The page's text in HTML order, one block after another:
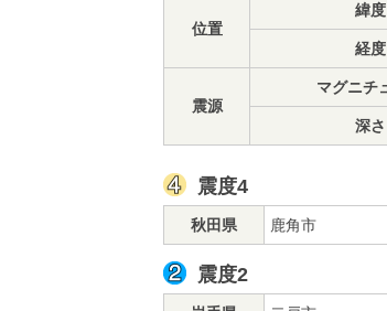
位置
緯度
経度
震源
マグニチ
深さ
震度4
秋田県 鹿角市
震度2